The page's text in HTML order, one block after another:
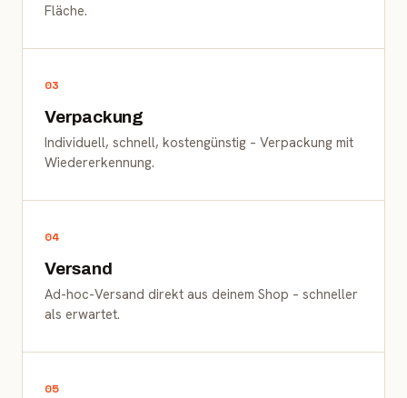
Fläche.
03
Verpackung
Individuell, schnell, kostengünstig – Verpackung mit
Wiedererkennung.
04
Versand
Ad-hoc-Versand direkt aus deinem Shop – schneller
als erwartet.
05